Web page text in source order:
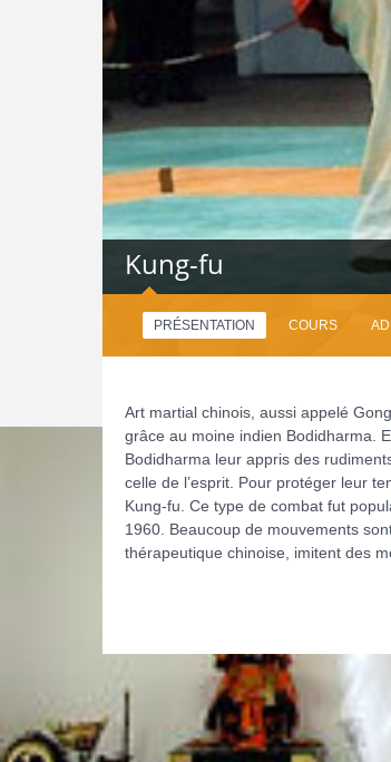
PRÉSENTATION COURS
Kung-fu
Art martial chinois, aussi appelé
grâce au moine indien Bodidharma.
Bodidharma leur appris des
celle de l’esprit. Pour protéger leur
Kung-fu. Ce type de combat fut
1960. Beaucoup de mouvements
thérapeutique chinoise, imitent des